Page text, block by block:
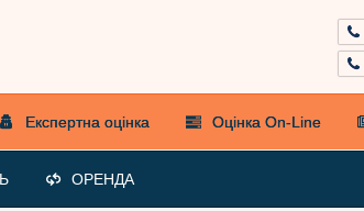
Експертна оцінка Оцінка On-Line
ОРЕНДА